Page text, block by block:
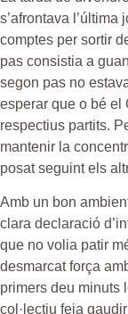
s’afrontava
comptes per sortir
pas consistia a
segon pas no
esperar que o bé el
respectius partits.
mantenir la
posat seguint els
Amb un bon
clara declaració
que no volia patir
desmarcat força
primers deu minuts
col·lectiu feia